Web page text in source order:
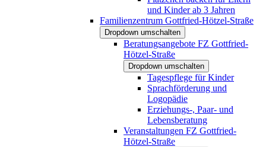
und Kinder ab 3 Jahren
Familienzentrum Gottfried-Hötzel-Straße
Dropdown umschalten
Beratungsangebote FZ Gottfried-
Hötzel-Straße
Dropdown umschalten
Tagespflege für Kinder
Sprachförderung und
Logopädie
Erziehungs-, Paar- und
Lebensberatung
Veranstaltungen FZ Gottfried-
Hötzel-Straße